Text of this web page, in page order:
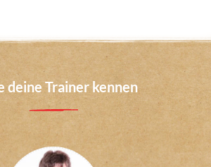
deine Trainer kennen